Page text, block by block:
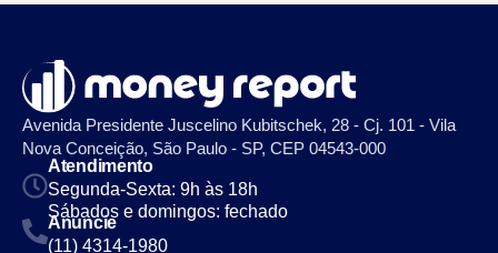
Avenida Presidente Juscelino Kubitschek, 28 - Cj. 101 - Vila
Nova Conceição, São Paulo - SP, CEP 04543-000
Atendimento
Segunda-Sexta: 9h às 18h
Sábados e domingos: fechado
Anuncie
(11) 4314-1980